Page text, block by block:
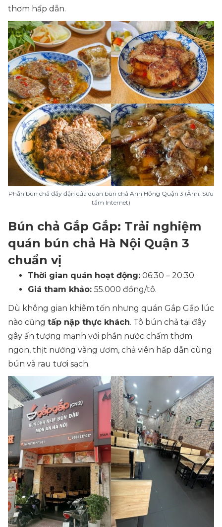
thơm hấp dẫn.
Phần bún chả đầy đặn của quán bún chả Ánh Hồng Quận 3 (Ảnh: Sưu
tầm Internet)
Bún chả Gắp Gắp: Trải nghiệm
quán bún chả Hà Nội Quận 3
chuẩn vị
Thời gian quán hoạt động: 06:30 – 20:30.
Giá tham khảo: 55.000 đồng/tô.
Dù không gian khiêm tốn nhưng quán Gắp Gắp lúc
nào cũng tấp nập thực khách. Tô bún chả tại đây
gây ấn tượng mạnh với phần nước chấm thơm
ngon, thịt nướng vàng ươm, chả viên hấp dẫn cùng
bún và rau tươi sạch.